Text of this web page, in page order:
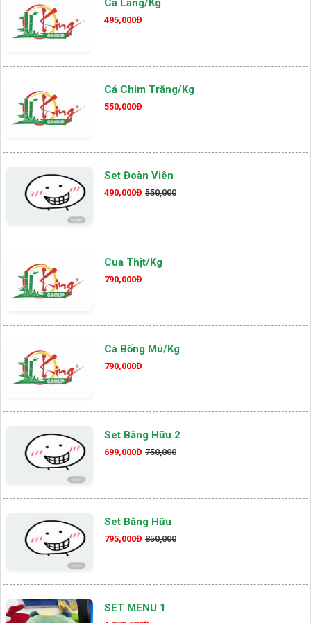
Cá Lăng/kg
495,000Đ
Cá Chim Trắng/kg
550,000Đ
Set Đoàn Viên
490,000Đ 550,000
Cua Thịt/kg
790,000Đ
Cá Bống Mú/kg
790,000Đ
Set Bằng Hữu 2
699,000Đ 750,000
Set Bằng Hữu
795,000Đ 850,000
SET MENU 1